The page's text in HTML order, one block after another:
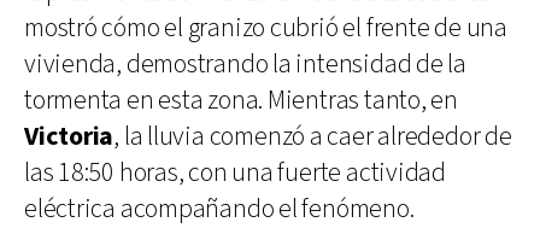
mostró cómo el granizo cubrió el frente de una
vivienda, demostrando la intensidad de la
tormenta en esta zona. Mientras tanto, en
Victoria, la lluvia comenzó a caer alrededor de
las 18:50 horas, con una fuerte actividad
eléctrica acompañando el fenómeno.